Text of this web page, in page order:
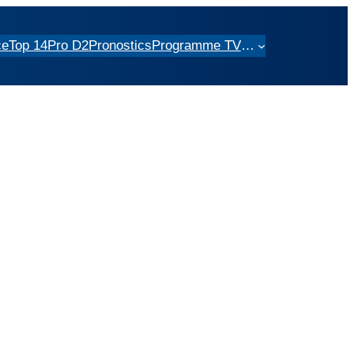
Top 14Pro D2PronosticsProgramme TV…